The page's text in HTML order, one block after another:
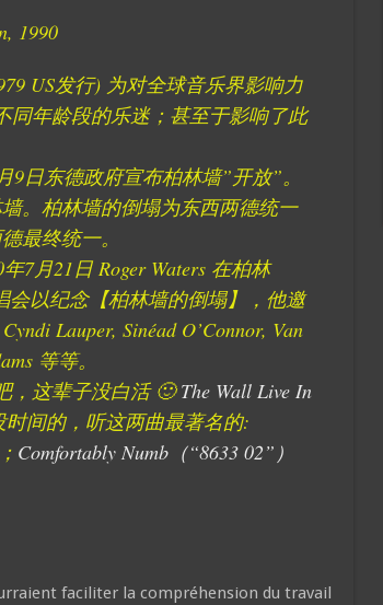
1990
US发行) 为对全球音乐界影响力
同年龄段的乐迷；甚至于影响了此
日东德政府宣布柏林墙”开放”。
。柏林墙的倒塌为东西两德统一
最终统一。
7月21日 Roger Waters 在柏林
会以纪念【柏林墙的倒塌】，他邀
Lauper, Sinéad O’Connor, Van
等等。
，这辈子没白活 🙂The Wall Live In
间的，听这两曲最著名的:
Comfortably Numb（“8633 02”）
faciliter la compréhension du travail